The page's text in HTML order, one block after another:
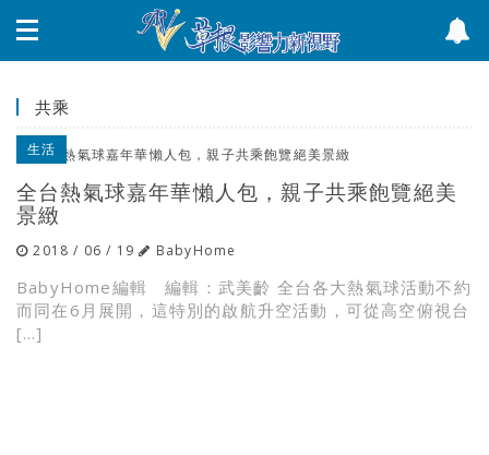
共乘
生活
全台熱氣球嘉年華懶人包，親子共乘飽覽絕美
景緻
2018 / 06 / 19 BabyHome
BabyHome編輯 編輯：武美齡 全台各大熱氣球活動不約
而同在6月展開，這特別的啟航升空活動，可從高空俯視台
[…]